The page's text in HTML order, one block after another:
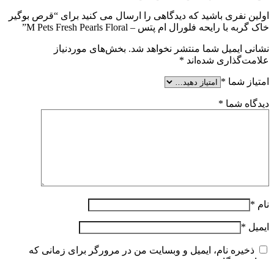
اولین نفری باشید که دیدگاهی را ارسال می کنید برای “قرص بوگیر
خاک گربه با رایحه فلورال ام پتس – M Pets Fresh Pearls Floral”
نشانی ایمیل شما منتشر نخواهد شد. بخش‌های موردنیاز
علامت‌گذاری شده‌اند *
امتیاز شما *
دیدگاه شما *
نام *
ایمیل *
ذخیره نام، ایمیل و وبسایت من در مرورگر برای زمانی که